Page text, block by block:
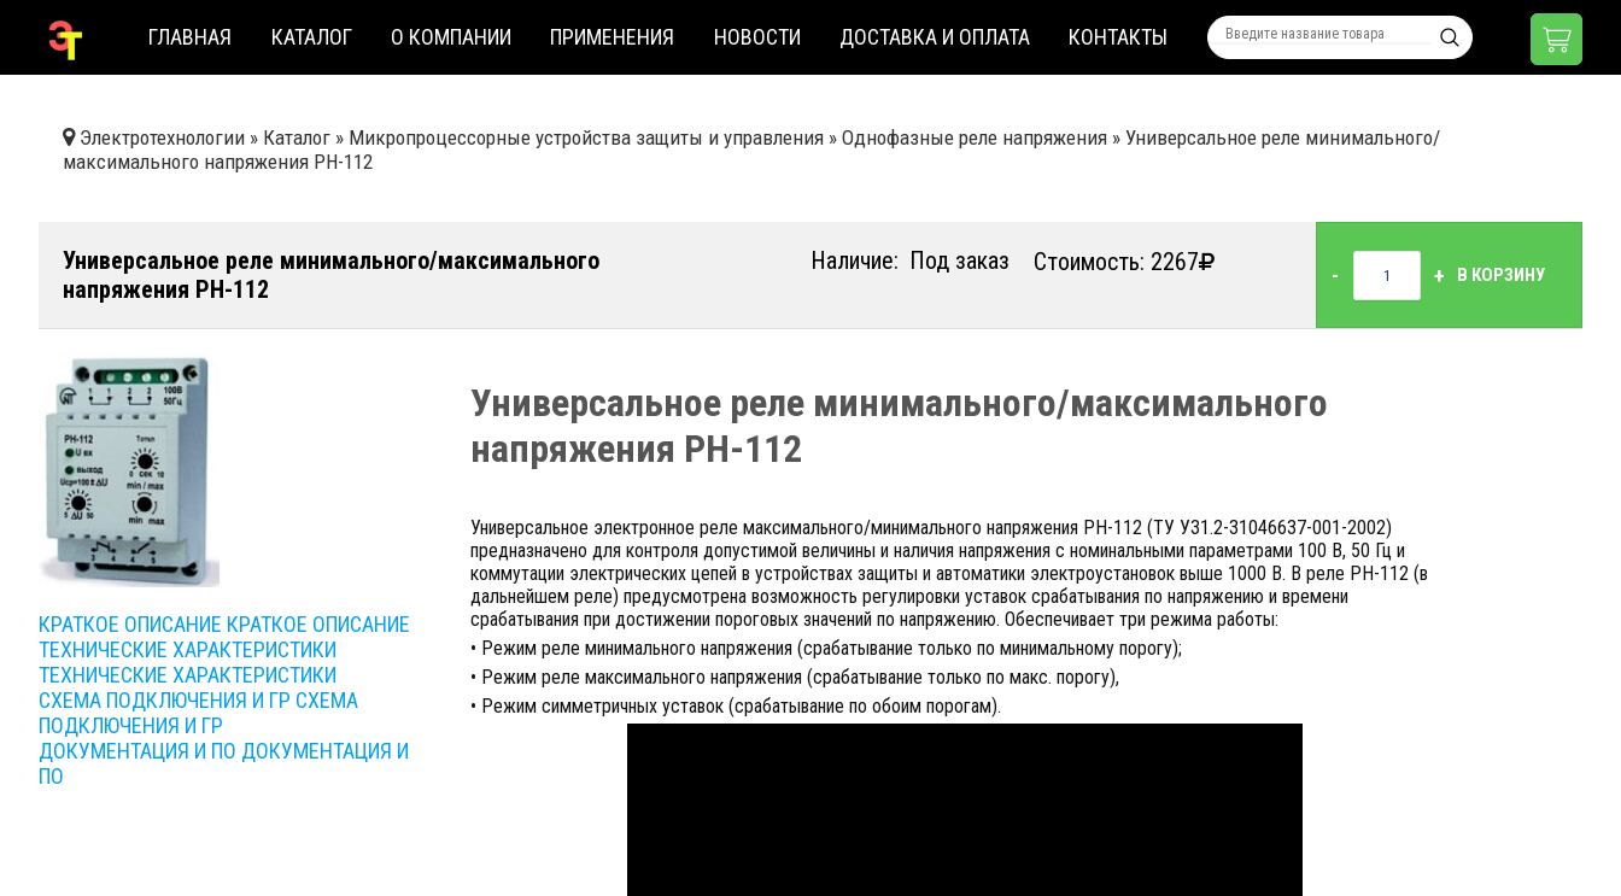
ГЛАВНАЯ КАТАЛОГ О КОМПАНИИ ПРИМЕНЕНИЯ НОВОСТИ ДОСТАВКА И ОПЛАТА КОНТАКТЫ
Электротехнологии » Каталог » Микропроцессорные устройства защиты и управления » Однофазные реле напряжения » Универсальное реле минимального/
максимального напряжения РН-112
Универсальное реле минимального/максимального
напряжения РН-112
Наличие: Под заказ Стоимость: 2267 - + В КОРЗИНУ
КРАТКОЕ ОПИСАНИЕ КРАТКОЕ ОПИСАНИЕ
ТЕХНИЧЕСКИЕ ХАРАКТЕРИСТИКИ
ТЕХНИЧЕСКИЕ ХАРАКТЕРИСТИКИ
СХЕМА ПОДКЛЮЧЕНИЯ И ГР СХЕМА
ПОДКЛЮЧЕНИЯ И ГР
ДОКУМЕНТАЦИЯ И ПО ДОКУМЕНТАЦИЯ И
ПО
Универсальное реле минимального/максимального
напряжения РН-112
Универсальное электронное реле максимального/минимального напряжения РН-112 (ТУ УЗ1.2-31046637-001-2002)
предназначено для контроля допустимой величины и наличия напряжения с номинальными параметрами 100 В, 50 Гц и
коммутации электрических цепей в устройствах защиты и автоматики электроустановок выше 1000 В. В реле РН-112 (в
дальнейшем реле) предусмотрена возможность регулировки уставок срабатывания по напряжению и времени
срабатывания при достижении пороговых значений по напряжению. Обеспечивает три режима работы:
• Режим реле минимального напряжения (срабатывание только по минимальному порогу);
• Режим реле максимального напряжения (срабатывание только по макс. порогу),
• Режим симметричных уставок (срабатывание по обоим порогам).